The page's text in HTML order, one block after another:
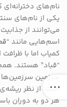
نام‌های
یکی از نام‌های
می‌توانند از
اسم‌هایی مانند “
کمیاب اما با
“قباد” هستند.
سرزمین
است، از نظر
هر دو به دوران